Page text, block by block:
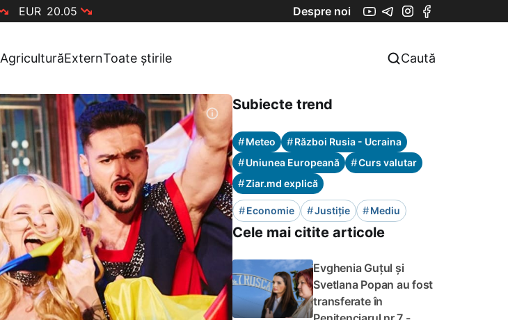
EUR 20.05 Despre noi
AgriculturăExternToate știrile Caută
Subiecte trend
#Meteo #Război Rusia - Ucraina
#Uniunea Europeană #Curs valutar
#Ziar.md explică
#Economie #Justiție #Mediu
Cele mai citite articole
Evghenia Guțul și
Svetlana Popan au fost
transferate în